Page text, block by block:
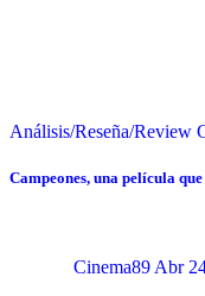
Análisis/Reseña/Review
Campeones, una película
Cinema89 Abr